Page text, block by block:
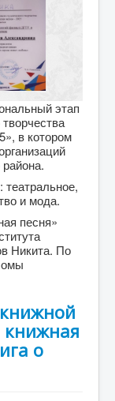
этап
в котором
и мода.
песня»
Никита. По
книжная
о